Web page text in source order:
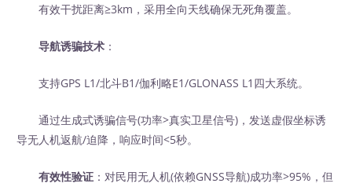
有效干扰距离≥3km，采用全向天线确保无死角覆盖。
导航诱骗技术 ：
支持GPS L1/北斗B1/伽利略E1/GLONASS L1四大系统。
通过生成式诱骗信号(功率>真实卫星信号)，发送虚假坐标诱
导无人机返航/迫降，响应时间<5秒。
有效性验证 ：对民用无人机(依赖GNSS导航)成功率>95%，但